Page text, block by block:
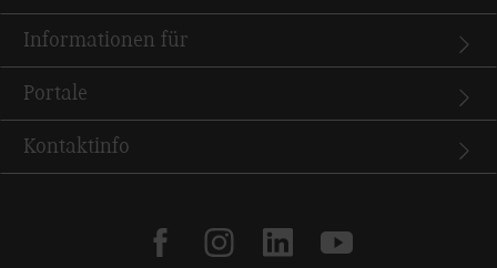
Informationen für
Portale
Kontaktinfo
facebookinstagramlinkedinyoutube